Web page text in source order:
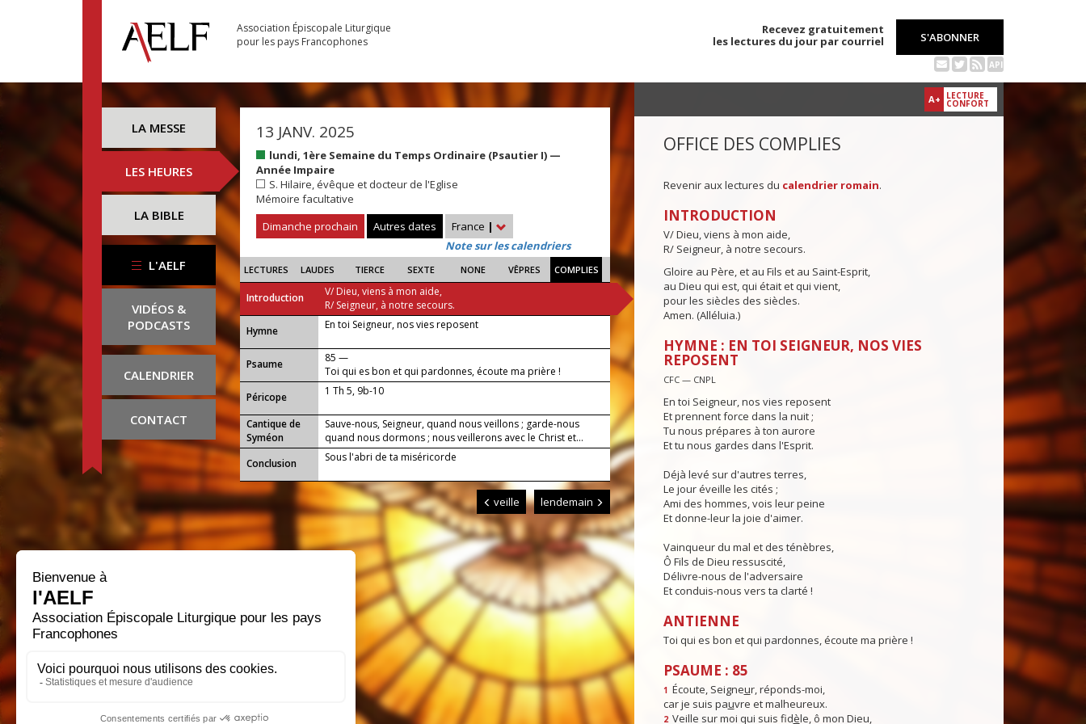
Association Épiscopale Liturgique
pour les pays Francophones
Recevez gratuitement
les lectures du jour par courriel
S'ABONNER
API
LA MESSE
LES HEURES
LA BIBLE
L'AELF
VIDÉOS &
PODCASTS
CALENDRIER
CONTACT
13 JANV. 2025
lundi, 1ère Semaine du Temps Ordinaire (Psautier I) —
Année Impaire
S. Hilaire, évêque et docteur de l'Eglise
Mémoire facultative
Dimanche prochain
Autres dates France |
Note sur les calendriers
LECTURES LAUDES TIERCE SEXTE NONE VÊPRES COMPLIES
Introduction
V/ Dieu, viens à mon aide,
R/ Seigneur, à notre secours.
...
Hymne En toi Seigneur, nos vies reposent
Psaume
85 —
Toi qui es bon et qui pardonnes, écoute ma prière !
Péricope
1 Th 5, 9b-10
Cantique de
Syméon
Sauve-nous, Seigneur, quand nous veillons ; garde-nous
quand nous dormons ; nous veillerons avec le Christ et...
Conclusion
Sous l'abri de ta miséricorde
veille lendemain
A+ LECTURE
CONFORT
OFFICE DES COMPLIES
Revenir aux lectures du calendrier romain.
INTRODUCTION
V/ Dieu, viens à mon aide,
R/ Seigneur, à notre secours.
Gloire au Père, et au Fils et au Saint-Esprit,
au Dieu qui est, qui était et qui vient,
pour les siècles des siècles.
Amen. (Alléluia.)
HYMNE : EN TOI SEIGNEUR, NOS VIES
REPOSENT
CFC — CNPL
En toi Seigneur, nos vies reposent
Et prennent force dans la nuit ;
Tu nous prépares à ton aurore
Et tu nous gardes dans l'Esprit.
Déjà levé sur d'autres terres,
Le jour éveille les cités ;
Ami des hommes, vois leur peine
Et donne-leur la joie d'aimer.
Vainqueur du mal et des ténèbres,
Ô Fils de Dieu ressuscité,
Délivre-nous de l'adversaire
Et conduis-nous vers ta clarté !
ANTIENNE
Toi qui es bon et qui pardonnes, écoute ma prière !
PSAUME : 85
1 Écoute, Seigneur, réponds-moi,
car je suis pauvre et malheureux.
2 Veille sur moi qui suis fidèle, ô mon Dieu,